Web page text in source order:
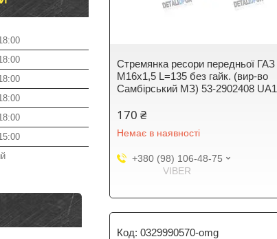
Стремянка ресори передньої ГАЗ
М16х1,5 L=135 без гайк. (вир-во
Самбірський МЗ) 53-2902408 UA1
170 ₴
Немає в наявності
+380 (98) 106-48-75
VIBER
0329990570-omg